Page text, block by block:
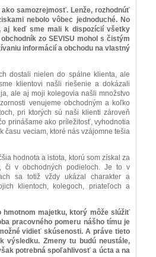
samozrejmosť. Lenže, rozhodnúť
nebolo vôbec jednoduché. No
aj keď sme mali k dispozícií všetky
zo SEVISU mohol s čistým
informácií a obchodu na vlastný
dostali nielen do spálne klienta, ale
klientovi našli riešenie a dokázali
ale aj moji kolegovia našli množstvo
venujeme obchodným a koľko
pri ktorých sú naši klienti zároveň
prinášame ako príležitosť, vyhodnotia
času veciam, ktoré nás vzájomne tešia
hodnota a istota, ktorú som získal za
či v obchodných podieloch. Je to v
sa totiž vždy ukázal charakter a
klientoch, kolegoch, priateľoch a
majetku, ktorý môže slúžiť
pracovného pomeru nášho tímu je
vidieť skúsenosti. A práve tieto
výsledku. Zmeny tu budú neustále,
potrebná spoľahlivosť a úcta a na